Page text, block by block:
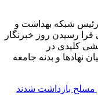
رئیس شبکه بهداشت و
رسیدن روز خبرنگار
کلیدی در
نهادها و بدنه جامعه